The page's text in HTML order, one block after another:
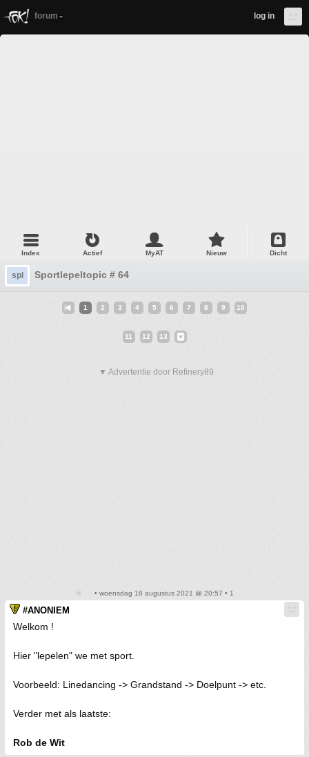
forum log in
Index Actief MyAT Nieuw Dicht
spl Sportlepeltopic # 64
1 2 3 4 5 6 7 8 9 10
11 12 13
▼ Advertentie door Refinery89
• woensdag 18 augustus 2021 @ 20:57 • 1
#ANONIEM
Welkom !
Hier "lepelen" we met sport.
Voorbeeld: Linedancing -> Grandstand -> Doelpunt -> etc.
Verder met als laatste:
Rob de Wit